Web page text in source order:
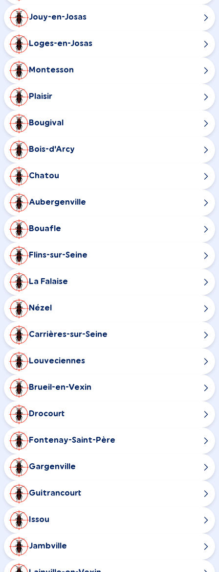
Jouy-en-Josas
Loges-en-Josas
Montesson
Plaisir
Bougival
Bois-d'Arcy
Chatou
Aubergenville
Bouafle
Flins-sur-Seine
La Falaise
Nézel
Carrières-sur-Seine
Louveciennes
Brueil-en-Vexin
Drocourt
Fontenay-Saint-Père
Gargenville
Guitrancourt
Issou
Jambville